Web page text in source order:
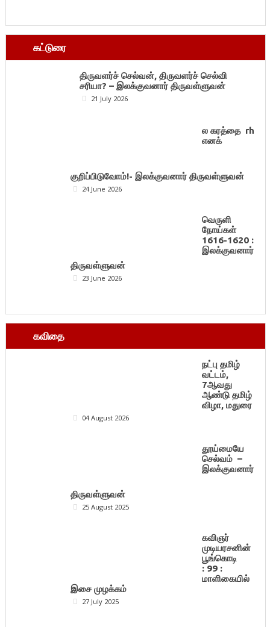
கட்டுரை
திருவளர்ச் செல்வன், திருவளர்ச் செல்வி
சரியா? – இலக்குவனார் திருவள்ளுவன்
21 July 2026
ல கரத்தை rh
எனக்
குறிப்பிடுவோம்!- இலக்குவனார் திருவள்ளுவன்
24 June 2026
வெருளி
நோய்கள்
1616-1620 :
இலக்குவனார்
திருவள்ளுவன்
23 June 2026
கவிதை
நட்பு தமிழ்
வட்டம்,
7ஆவது
ஆண்டு தமிழ்
விழா, மதுரை
04 August 2026
தூய்மையே
செல்வம் –
இலக்குவனார்
திருவள்ளுவன்
25 August 2025
கவிஞர்
முடியரசனின்
பூங்கொடி
: 99 :
மாளிகையில்
இசை முழக்கம்
27 July 2025